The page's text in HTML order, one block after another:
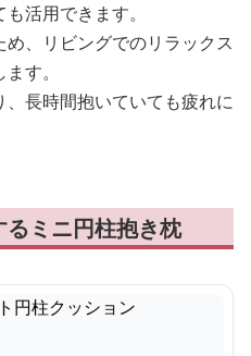
活用できます。
、リビングでのリラックス
す。
長時間抱いていても疲れに
ミニ円柱抱き枕